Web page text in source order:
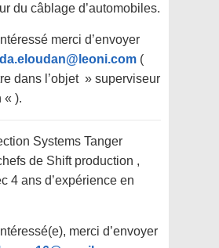
du câblage d’automobiles.
merci d’envoyer
(
dans l’objet » superviseur
« ).
Systems Tanger
de Shift production ,
4 ans d’expérience en
merci d’envoyer